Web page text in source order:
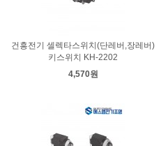
건흥전기 셀렉타스위치(단레버,장레버)
키스위치 KH-2202
4,570원